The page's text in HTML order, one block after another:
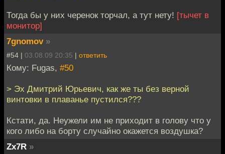
Тогда бы у них черенок торчал, а тут нету! [тычет в
монитор]
7gnomov »
#54 | 03.08.09 20:35 | ответить
Кому: Fugas, #50
> Эх Дмитрий Юрьевич, как же ты без верной
винтовки в плаванье пустился???
Кстати, да. Неужели им не приходит в голову что у
кого либо на борту случайно окажется воздушка?
Zx7R »